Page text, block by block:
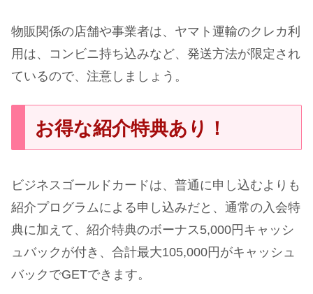
物販関係の店舗や事業者は、ヤマト運輸のクレカ利
用は、コンビニ持ち込みなど、発送方法が限定され
ているので、注意しましょう。
お得な紹介特典あり！
ビジネスゴールドカードは、普通に申し込むよりも
紹介プログラムによる申し込みだと、通常の入会特
典に加えて、紹介特典のボーナス5,000円キャッシ
ュバックが付き、合計最大105,000円がキャッシュ
バックでGETできます。